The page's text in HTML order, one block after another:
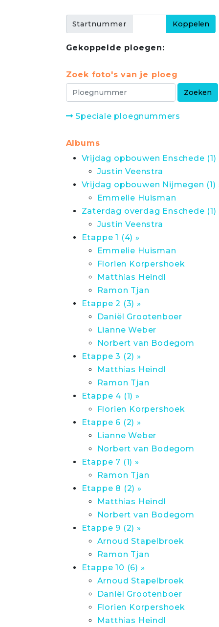
Startnummer
Gekoppelde ploegen:
Zoek foto's van je ploeg
Speciale ploegnummers
Albums
Vrijdag opbouwen Enschede (1)
Justin Veenstra
Vrijdag opbouwen Nijmegen (1)
Emmelie Huisman
Zaterdag overdag Enschede (1)
Justin Veenstra
Etappe 1 (4) »
Emmelie Huisman
Florien Korpershoek
Matthias Heindl
Ramon Tjan
Etappe 2 (3) »
Daniël Grootenboer
Lianne Weber
Norbert van Bodegom
Etappe 3 (2) »
Matthias Heindl
Ramon Tjan
Etappe 4 (1) »
Florien Korpershoek
Etappe 6 (2) »
Lianne Weber
Norbert van Bodegom
Etappe 7 (1) »
Ramon Tjan
Etappe 8 (2) »
Matthias Heindl
Norbert van Bodegom
Etappe 9 (2) »
Arnoud Stapelbroek
Ramon Tjan
Etappe 10 (6) »
Arnoud Stapelbroek
Daniël Grootenboer
Florien Korpershoek
Matthias Heindl